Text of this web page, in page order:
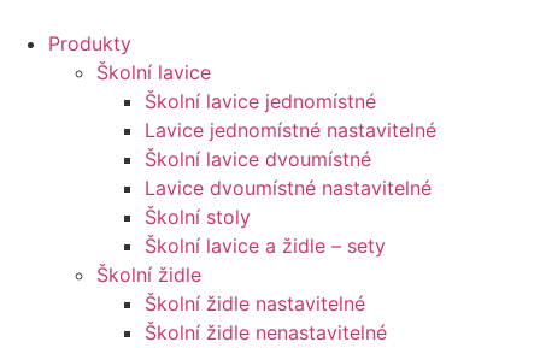
Produkty
Školní lavice
Školní lavice jednomístné
Lavice jednomístné nastavitelné
Školní lavice dvoumístné
Lavice dvoumístné nastavitelné
Školní stoly
Školní lavice a židle – sety
Školní židle
Školní židle nastavitelné
Školní židle nenastavitelné